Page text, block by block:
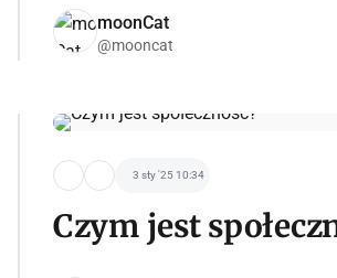
moonCat
@mooncat
3 sty '25 10:34
Czym jest